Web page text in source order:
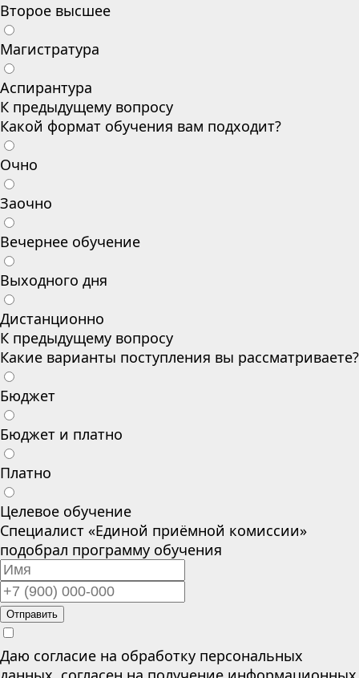
Второе высшее
Магистратура
Аспирантура
К предыдущему вопросу
Какой формат обучения вам подходит?
Очно
Заочно
Вечернее обучение
Выходного дня
Дистанционно
К предыдущему вопросу
Какие варианты поступления вы рассматриваете?
Бюджет
Бюджет и платно
Платно
Целевое обучение
Специалист «Единой приёмной комиссии»
подобрал программу обучения
Отправить
Даю согласие на обработку персональных